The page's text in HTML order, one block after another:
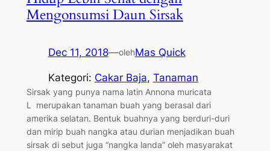
Mengonsumsi Daun Sirsak
Dec 11, 2018—olehMas Quick
Kategori: Cakar Baja, Tanaman
Sirsak yang punya nama latin Annona muricata
L merupakan tanaman buah yang berasal dari
amerika selatan. Bentuk buahnya yang berduri-duri
dan mirip buah nangka atau durian menjadikan buah
sirsak di sebut juga “nangka landa” oleh masyarakat